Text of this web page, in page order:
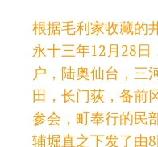
根据毛利家收藏的
永十三年12月28日
户，陆奥仙台，三
田，长门荻，备前
参会，町奉行的民
辅堀直之下发了由